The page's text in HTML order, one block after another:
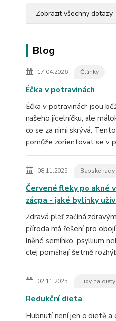
Zobrazit všechny dotazy
Blog
17.04.2026 Články
Éčka v potravinách
Éčka v potravinách jsou
našeho jídelníčku, ale
co se za nimi skrývá.
pomůže zorientovat se v
08.11.2025 Babské rady
Červené fleky po akné
zácpa - jaké bylinky
Zdravá pleť začíná
příroda má řešení pro
lněné semínko, psyllium
olej pomáhají šetrně
02.11.2025 Tipy na diety
Redukční dieta
Hubnutí není jen o dietě a